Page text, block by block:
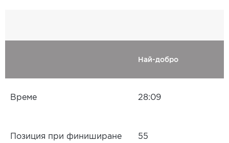
Най-добро
Време 28:09
Позиция при финиширане 55